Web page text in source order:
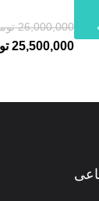
26,000,000
25,500,000